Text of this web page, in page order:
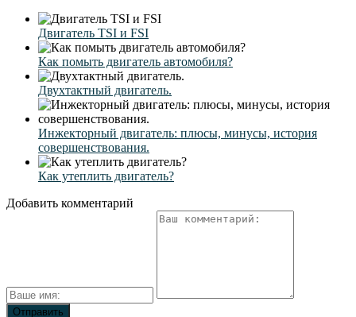
Двигатель TSI и FSI
Как помыть двигатель автомобиля?
Двухтактный двигатель.
Инжекторный двигатель: плюсы, минусы, история
совершенствования.
Как утеплить двигатель?
Добавить комментарий